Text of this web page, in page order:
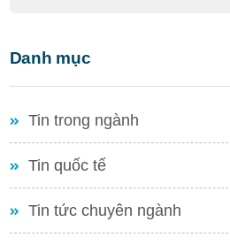
Danh mục
Tin trong ngành
Tin quốc tế
Tin tức chuyên ngành